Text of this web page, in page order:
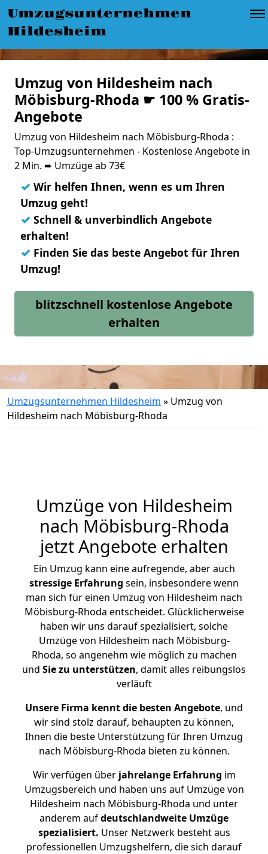
Umzugsunternehmen
Hildesheim
Umzug von Hildesheim nach
Möbisburg-Rhoda ☛ 100 % Gratis-
Angebote
Umzug von Hildesheim nach Möbisburg-Rhoda :
Top-Umzugsunternehmen - Kostenlose Angebote in
2 Min. ➨ Umzüge ab 73€
✓ Wir helfen Ihnen, wenn es um Ihren
Umzug geht!
✓ Schnell & unverbindlich Angebote
erhalten!
✓ Finden Sie das beste Angebot für Ihren
Umzug!
blitzschnell kostenlose Angebote
erhalten
Umzugsunternehmen Hildesheim » Umzug von
Hildesheim nach Möbisburg-Rhoda
Umzüge von Hildesheim
nach Möbisburg-Rhoda
jetzt Angebote erhalten
Ein Umzug kann eine aufregende, aber auch
stressige Erfahrung sein, insbesondere wenn
man sich für einen Umzug von Hildesheim nach
Möbisburg-Rhoda entscheidet. Glücklicherweise
haben wir uns darauf spezialisiert, solche
Umzüge von Hildesheim nach Möbisburg-
Rhoda, so angenehm wie möglich zu machen
und Sie zu unterstützen, damit alles reibungslos
verläuft
Unsere Firma kennt die besten Angebote, und
wir sind stolz darauf, behaupten zu können,
Ihnen die beste Unterstützung für Ihren Umzug
nach Möbisburg-Rhoda bieten zu können.
Wir verfügen überjahrelange Erfahrung im
Umzugsbereich und haben uns auf Umzüge von
Hildesheim nach Möbisburg-Rhoda und unter
anderem aufdeutschlandweite Umzüge
spezialisiert. Unser Netzwerk besteht aus
professionellen Umzugshelfern, die sich darauf